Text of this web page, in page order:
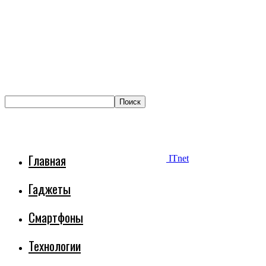
ITnet
Главная
Гаджеты
Смартфоны
Технологии